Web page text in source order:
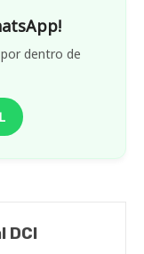
dentro de
DCI